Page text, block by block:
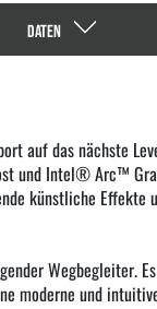
DATEN
auf das nächste
und Intel® Arc™
künstliche
Wegbegleiter.
moderne und